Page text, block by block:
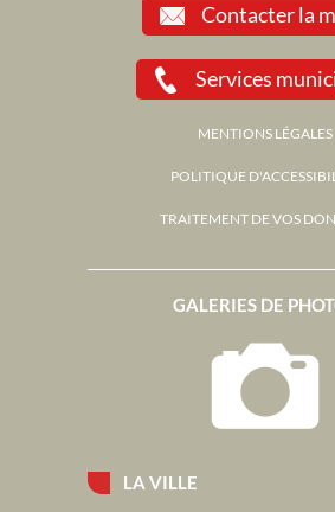
LA VILLE
GALERIES DE
Contacter la
Services
MENTIONS LÉGALES
POLITIQUE
TRAITEMENT DE VOS